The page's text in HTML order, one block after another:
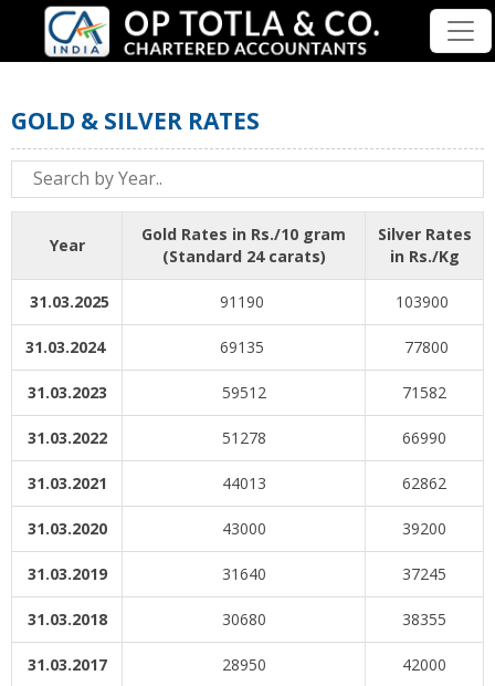
GOLD & SILVER RATES
Year
Gold Rates in Rs./10 gram
(Standard 24 carats)
Silver Rates
in Rs./Kg
31.03.2025 91190 103900
31.03.2024 69135 77800
31.03.2023 59512 71582
31.03.2022 51278 66990
31.03.2021 44013 62862
31.03.2020 43000 39200
31.03.2019 31640 37245
31.03.2018 30680 38355
31.03.2017 28950 42000